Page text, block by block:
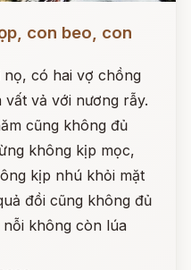
con beo, con
có hai vợ chồng
vả với nương rẫy.
cũng không đủ
không kịp mọc,
kịp nhú khỏi mặt
đồi cũng không đủ
không còn lúa